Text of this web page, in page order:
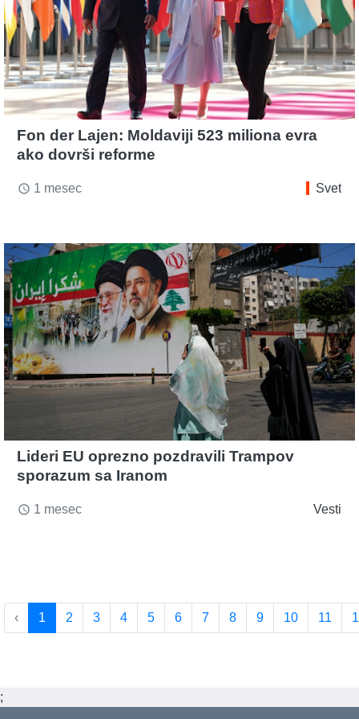
Fon der Lajen: Moldaviji 523 miliona evra
ako dovrši reforme
access_time 1 mesec Svet
Lideri EU oprezno pozdravili Trampov
sporazum sa Iranom
access_time 1 mesec Vesti
‹ 1 2 3 4 5 6 7 8 9 10 11
;